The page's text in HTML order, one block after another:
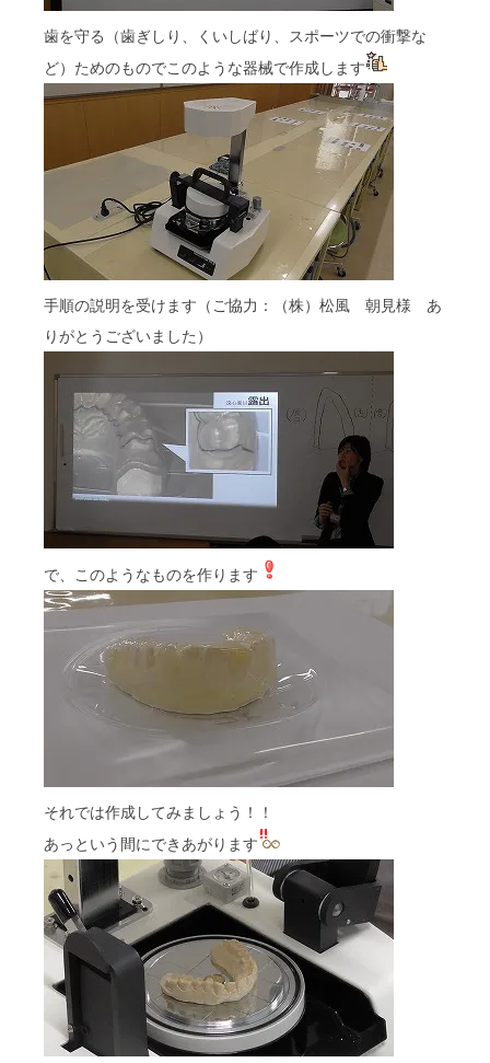
歯を守る（歯ぎしり、くいしばり、スポーツでの衝撃な
ど）ためのものでこのような器械で作成します
手順の説明を受けます（ご協力：（株）松風 朝見様 あ
りがとうございました）
で、このようなものを作ります
それでは作成してみましょう！！
あっという間にできあがります